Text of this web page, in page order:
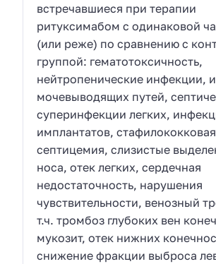
встречавшиеся при терапии
ритуксимабом с одинаковой
(или реже) по сравнению с
группой: гематотоксичность,
нейтропенические инфекции,
мочевыводящих путей,
суперинфекции легких,
имплантатов, стафилококковая
септицемия, слизистые
носа, отек легких, сердечная
недостаточность, нарушения
чувствительности, венозный
т.ч. тромбоз глубоких вен
мукозит, отек нижних
снижение фракции выброса